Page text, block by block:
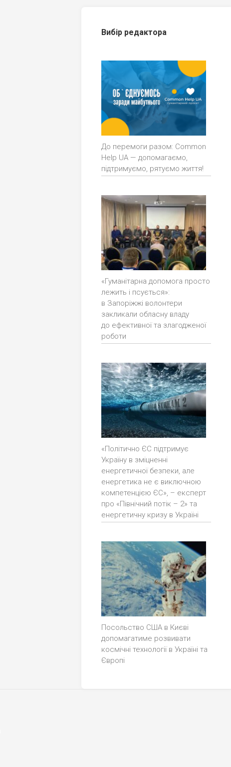
Вибір редактора
До перемоги разом: Common
Help UA — допомагаємо,
підтримуємо, рятуємо життя!
«Гуманітарна допомога просто
лежить і псується»:
в Запоріжжі волонтери
закликали обласну владу
до ефективної та злагодженої
роботи
«Політично ЄС підтримує
Україну в зміцненні
енергетичної безпеки, але
енергетика не є виключною
компетенцією ЄС», – експерт
про «Північний потік – 2» та
енергетичну кризу в Україні
Посольство США в Києві
допомагатиме розвивати
космічні технології в Україні та
Європі